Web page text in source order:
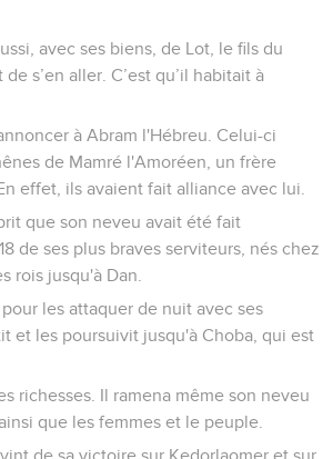
avec ses biens, de Lot, le fils du
s’en aller. C’est qu’il habitait à
à Abram l'Hébreu. Celui-ci
de Mamré l'Amoréen, un frère
effet, ils avaient fait alliance avec lui.
que son neveu avait été fait
de ses plus braves serviteurs, nés chez
rois jusqu'à Dan.
pour les attaquer de nuit avec ses
et les poursuivit jusqu'à Choba, qui est
richesses. Il ramena même son neveu
que les femmes et le peuple.